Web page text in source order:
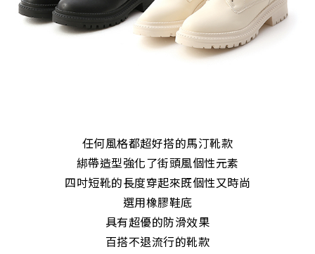
任何風格都超好搭的馬汀靴款
綁帶造型強化了街頭風個性元素
四吋短靴的長度穿起來既個性又時尚
選用橡膠鞋底
具有超優的防滑效果
百搭不退流行的靴款